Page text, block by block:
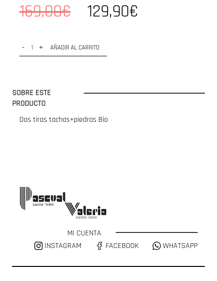
169,00€ 129,90€
- + AÑADIR AL CARRITO
SOBRE ESTE
PRODUCTO
Dos tiras tachas+piedras Bio
MI CUENTA
INSTAGRAM
FACEBOOK WHATSAPP